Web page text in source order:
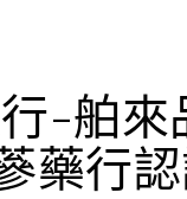
-舶
藥行